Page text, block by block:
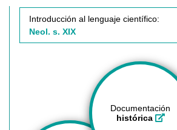
Introducción al lenguaje científico:
Neol. s. XIX
Documentación
histórica